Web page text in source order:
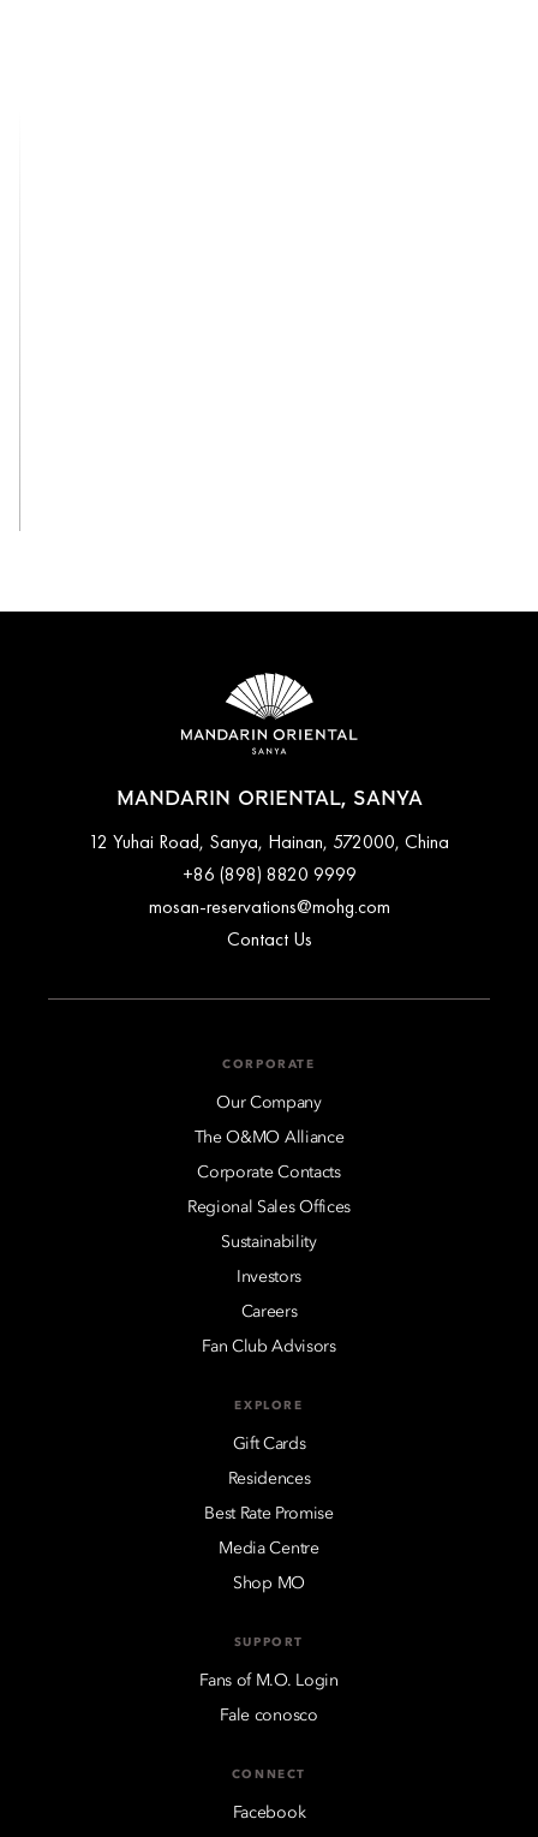
MANDARIN ORIENTAL, SANYA
12 Yuhai Road, Sanya, Hainan, 572000, China
+86 (898) 8820 9999
mosan-reservations@mohg.com
Contact Us
CORPORATE
Our Company
The O&MO Alliance
Corporate Contacts
Regional Sales Offices
Sustainability
Investors
Careers
Fan Club Advisors
EXPLORE
Gift Cards
Residences
Best Rate Promise
Media Centre
Shop MO
SUPPORT
Fans of M.O. Login
Fale conosco
CONNECT
Facebook